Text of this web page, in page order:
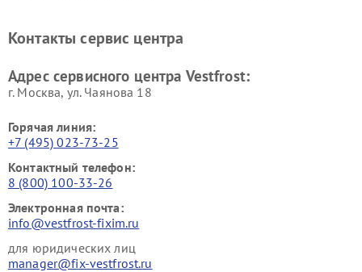
Vestfrost
Контакты сервис центра
Адрес сервисного центра Vestfrost:
г. Москва, ул. Чаянова 18
Горячая линия:
+7 (495) 023-73-25
Контактный телефон:
8 (800) 100-33-26
Электронная почта:
info@vestfrost-fixim.ru
для юридических лиц
manager@fix-vestfrost.ru